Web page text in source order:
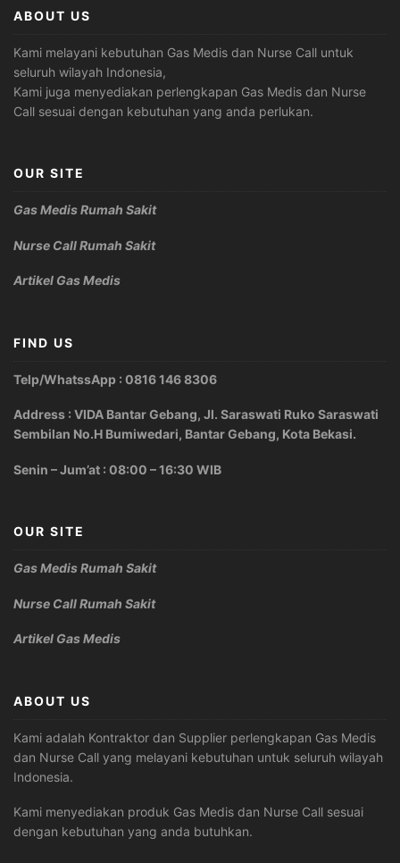
ABOUT US
Kami melayani kebutuhan Gas Medis dan Nurse Call untuk
seluruh wilayah Indonesia,
Kami juga menyediakan perlengkapan Gas Medis dan Nurse
Call sesuai dengan kebutuhan yang anda perlukan.
OUR SITE
Gas Medis Rumah Sakit
Nurse Call Rumah Sakit
Artikel Gas Medis
FIND US
Telp/WhatssApp : 0816 146 8306
Address : VIDA Bantar Gebang, Jl. Saraswati Ruko Saraswati
Sembilan No.H Bumiwedari, Bantar Gebang, Kota Bekasi.
Senin – Jum’at : 08:00 – 16:30 WIB
OUR SITE
Gas Medis Rumah Sakit
Nurse Call Rumah Sakit
Artikel Gas Medis
ABOUT US
Kami adalah Kontraktor dan Supplier perlengkapan Gas Medis
dan Nurse Call yang melayani kebutuhan untuk seluruh wilayah
Indonesia.
Kami menyediakan produk Gas Medis dan Nurse Call sesuai
dengan kebutuhan yang anda butuhkan.